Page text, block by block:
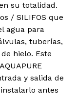
su totalidad.
/ SILIFOS que
agua para
tuberías,
hielo. Este
y salida de
antes